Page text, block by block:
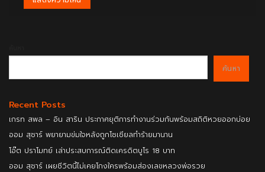
ค้นหา
Recent Posts
เกรท สพล – อิน สาริน ประกาศยุติการทำงานร่วมกันพร้อมสถิติหวยออกบ่อย
ออม สุชาร์ พยายามข่มใจหลังถูกโซเชียลทำร้ายมานาน
โอ๊ต ปราโมทย์ เล่าประสบการณ์ติดเครดิตบูโร 18 บาท
ออม สุชาร์ เผยชีวิตนี้ไม่เคยโกงใครพร้อมส่องเลขหลวงพ่อรวย